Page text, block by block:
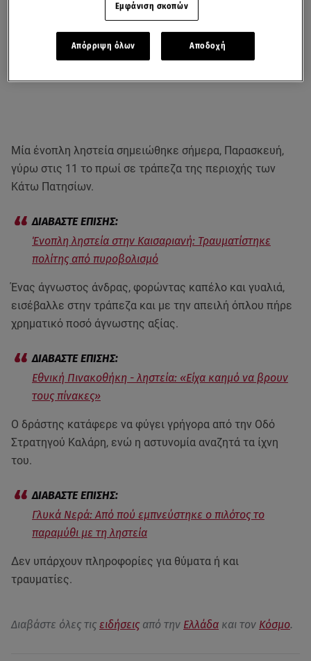
Μία ένοπλη ληστεία σημειώθηκε σήμερα, Παρασκευή,
γύρω στις 11 το πρωί σε τράπεζα της περιοχής των
Κάτω Πατησίων.
Ένοπλη ληστεία στην Καισαριανή: Τραυματίστηκε
πολίτης από πυροβολισμό
Ένας άγνωστος άνδρας, φορώντας καπέλο και γυαλιά,
εισέβαλλε στην τράπεζα και με την απειλή όπλου πήρε
χρηματικό ποσό άγνωστης αξίας.
Εθνική Πινακοθήκη - ληστεία: «Είχα καημό να βρουν
τους πίνακες»
Ο δράστης κατάφερε να φύγει γρήγορα από την Οδό
Στρατηγού Καλάρη, ενώ η αστυνομία αναζητά τα ίχνη
του.
Γλυκά Νερά: Από πού εμπνεύστηκε ο πιλότος το
παραμύθι με τη ληστεία
Δεν υπάρχουν πληροφορίες για θύματα ή και
τραυματίες.
Διαβάστε όλες τις ειδήσεις από την Ελλάδα και τον Κόσμο.
Εμφάνιση σκοπών
Απόρριψη όλων Αποδοχή